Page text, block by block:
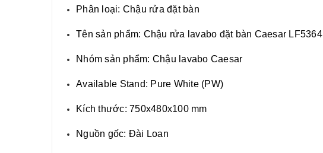
Phân loại: Chậu rửa đặt bàn
Tên sản phẩm: Chậu rửa lavabo đặt bàn Caesar LF5364
Nhóm sản phẩm: Chậu lavabo Caesar
Available Stand: Pure White (PW)
Kích thước: 750x480x100 mm
Nguồn gốc: Đài Loan